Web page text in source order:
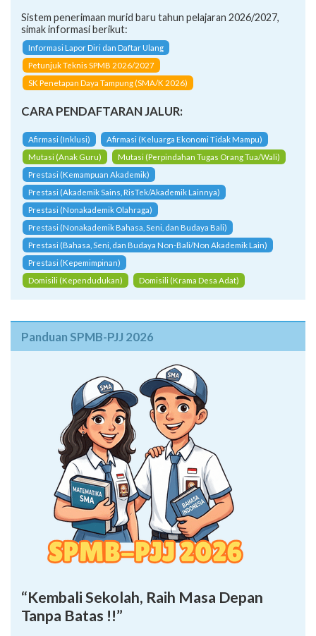
Sistem penerimaan murid baru tahun pelajaran 2026/2027,
simak informasi berikut:
Informasi Lapor Diri dan Daftar Ulang
Petunjuk Teknis SPMB 2026/2027
SK Penetapan Daya Tampung (SMA/K 2026)
CARA PENDAFTARAN JALUR:
Afirmasi (Inklusi)
Afirmasi (Keluarga Ekonomi Tidak Mampu)
Mutasi (Anak Guru)
Mutasi (Perpindahan Tugas Orang Tua/Wali)
Prestasi (Kemampuan Akademik)
Prestasi (Akademik Sains, RisTek/Akademik Lainnya)
Prestasi (Nonakademik Olahraga)
Prestasi (Nonakademik Bahasa, Seni, dan Budaya Bali)
Prestasi (Bahasa, Seni, dan Budaya Non-Bali/Non Akademik Lain)
Prestasi (Kepemimpinan)
Domisili (Kependudukan)
Domisili (Krama Desa Adat)
Panduan SPMB-PJJ 2026
“Kembali Sekolah, Raih Masa Depan
Tanpa Batas !!”